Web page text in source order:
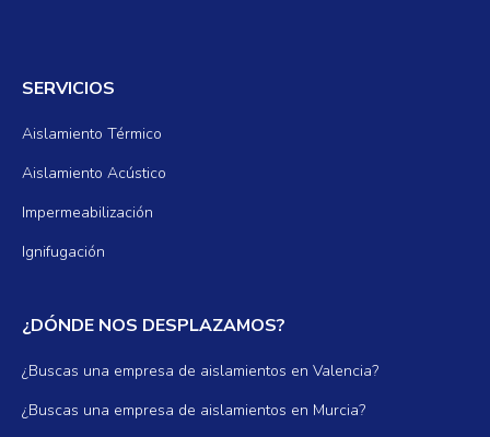
SERVICIOS
Aislamiento Térmico
Aislamiento Acústico
Impermeabilización
Ignifugación
¿DÓNDE NOS DESPLAZAMOS?
¿Buscas una empresa de aislamientos en Valencia?
¿Buscas una empresa de aislamientos en Murcia?